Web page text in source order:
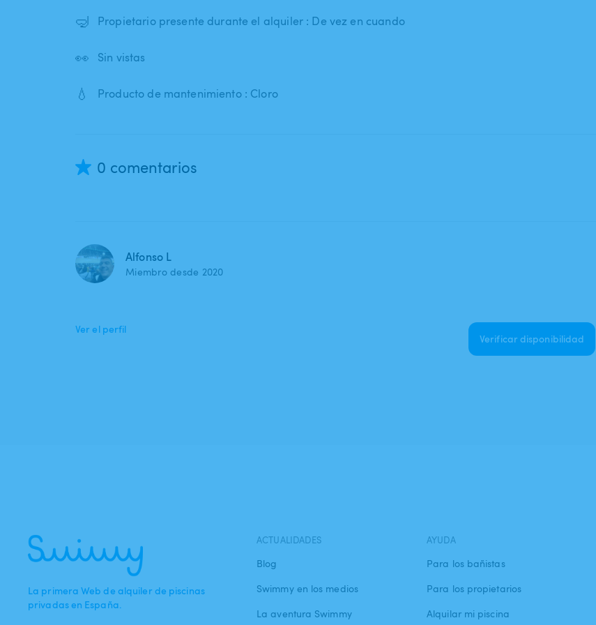
🤿 Propietario presente durante el alquiler : De vez en cuando
👀 Sin vistas
💧 Producto de mantenimiento : Cloro
0 comentarios
Alfonso L
Miembro desde 2020
Ver el perfil
Verificar disponibilidad
La primera Web de alquiler de piscinas
privadas en España.
ACTUALIDADES
Blog
Swimmy en los medios
La aventura Swimmy
AYUDA
Para los bañistas
Para los propietarios
Alquilar mi piscina